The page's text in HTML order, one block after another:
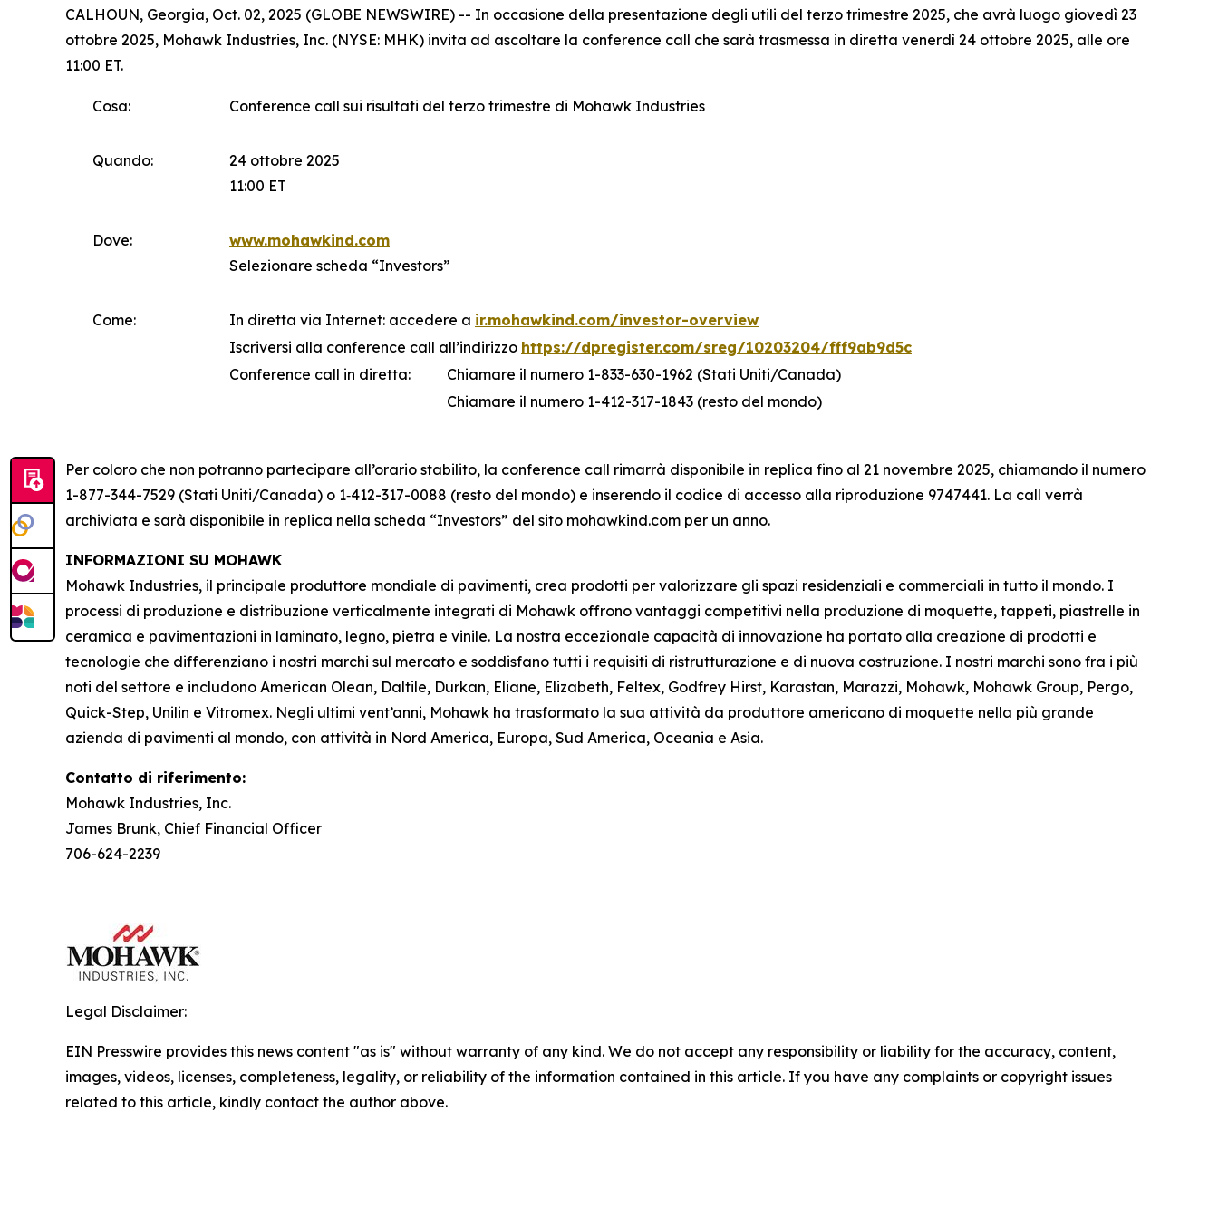
CALHOUN, Georgia, Oct. 02, 2025 (GLOBE NEWSWIRE) -- In occasione della presentazione degli utili del terzo trimestre 2025, che avrà luogo giovedì 23
ottobre 2025, Mohawk Industries, Inc. (NYSE: MHK) invita ad ascoltare la conference call che sarà trasmessa in diretta venerdì 24 ottobre 2025, alle ore
11:00 ET.
Cosa: Conference call sui risultati del terzo trimestre di Mohawk Industries
Quando:
24 ottobre 2025
11:00 ET
Dove:
www.mohawkind.com
Selezionare scheda “Investors”
Come: In diretta via Internet: accedere a ir.mohawkind.com/investor-overview
Iscriversi alla conference call all’indirizzo https://dpregister.com/sreg/10203204/fff9ab9d5c
Conference call in diretta:
Chiamare il numero 1-833-630-1962 (Stati Uniti/Canada)
Chiamare il numero 1-412-317-1843 (resto del mondo)
Per coloro che non potranno partecipare all’orario stabilito, la conference call rimarrà disponibile in replica fino al 21 novembre 2025, chiamando il numero
1-877-344-7529 (Stati Uniti/Canada) o 1‑412-317-0088 (resto del mondo) e inserendo il codice di accesso alla riproduzione 9747441. La call verrà
archiviata e sarà disponibile in replica nella scheda “Investors” del sito mohawkind.com per un anno.
INFORMAZIONI SU MOHAWK
Mohawk Industries, il principale produttore mondiale di pavimenti, crea prodotti per valorizzare gli spazi residenziali e commerciali in tutto il mondo. I
processi di produzione e distribuzione verticalmente integrati di Mohawk offrono vantaggi competitivi nella produzione di moquette, tappeti, piastrelle in
ceramica e pavimentazioni in laminato, legno, pietra e vinile. La nostra eccezionale capacità di innovazione ha portato alla creazione di prodotti e
tecnologie che differenziano i nostri marchi sul mercato e soddisfano tutti i requisiti di ristrutturazione e di nuova costruzione. I nostri marchi sono fra i più
noti del settore e includono American Olean, Daltile, Durkan, Eliane, Elizabeth, Feltex, Godfrey Hirst, Karastan, Marazzi, Mohawk, Mohawk Group, Pergo,
Quick-Step, Unilin e Vitromex. Negli ultimi vent’anni, Mohawk ha trasformato la sua attività da produttore americano di moquette nella più grande
azienda di pavimenti al mondo, con attività in Nord America, Europa, Sud America, Oceania e Asia.
Contatto di riferimento:
Mohawk Industries, Inc.
James Brunk, Chief Financial Officer
706-624-2239
Legal Disclaimer:
EIN Presswire provides this news content "as is" without warranty of any kind. We do not accept any responsibility or liability for the accuracy, content,
images, videos, licenses, completeness, legality, or reliability of the information contained in this article. If you have any complaints or copyright issues
related to this article, kindly contact the author above.